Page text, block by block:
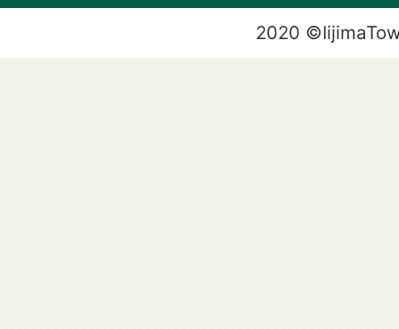
2020